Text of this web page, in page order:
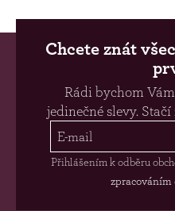
Chcete znát
Rádi bychom
jedinečné slevy.
Přihlášením k odběru
zpracováním